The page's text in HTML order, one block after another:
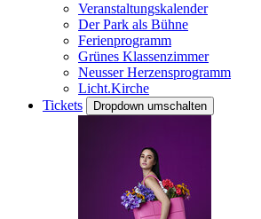
Veranstaltungskalender
Der Park als Bühne
Ferienprogramm
Grünes Klassenzimmer
Neusser Herzensprogramm
Licht.Kirche
Tickets
Dropdown umschalten